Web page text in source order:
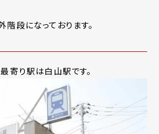
段になっております。
寄り駅は白山駅です。